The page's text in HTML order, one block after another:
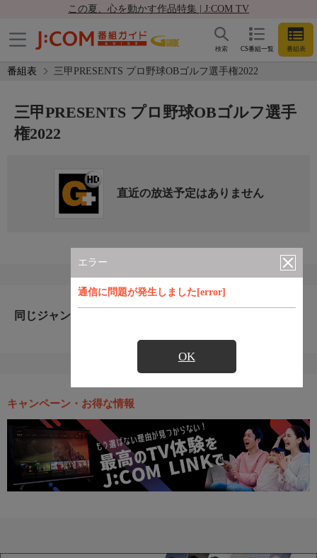
この夏、心を動かす作品特集 | J:COM TV
CS番組一覧 番組表
検索
番組表 三甲PRESENTS プロ野球OBゴルフ選手権2022
エラー
通信に問題が発生しました[error]
OK
三甲PRESENTS プロ野球OBゴルフ選手
権2022
直近の放送予定はありません
同じジャンルのおすすめ番組
キャンペーン・お得な情報